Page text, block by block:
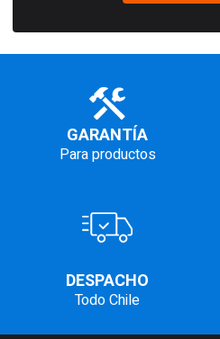
GARANTÍA
Para productos
DESPACHO
Todo Chile